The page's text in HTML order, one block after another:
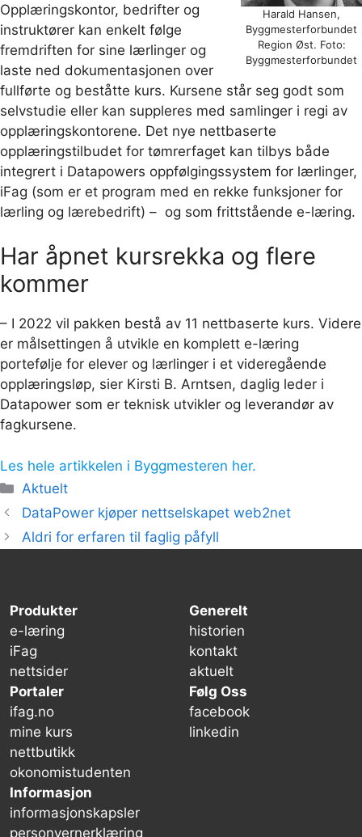
Harald Hansen,
Byggmesterforbundet
Region Øst. Foto:
Byggmesterforbundet
Opplæringskontor, bedrifter og
instruktører kan enkelt følge
fremdriften for sine lærlinger og
laste ned dokumentasjonen over
fullførte og beståtte kurs. Kursene står seg godt som
selvstudie eller kan suppleres med samlinger i regi av
opplæringskontorene. Det nye nettbaserte
opplæringstilbudet for tømrerfaget kan tilbys både
integrert i Datapowers oppfølgingssystem for lærlinger,
iFag (som er et program med en rekke funksjoner for
lærling og lærebedrift) – og som frittstående e-læring.
Har åpnet kursrekka og flere
kommer
– I 2022 vil pakken bestå av 11 nettbaserte kurs. Videre
er målsettingen å utvikle en komplett e-læring
portefølje for elever og lærlinger i et videregående
opplæringsløp, sier Kirsti B. Arntsen, daglig leder i
Datapower som er teknisk utvikler og leverandør av
fagkursene.
Les hele artikkelen i Byggmesteren her.
Kategorier
Aktuelt
DataPower kjøper nettselskapet web2net
Aldri for erfaren til faglig påfyll
Produkter
e-læring
iFag
nettsider
Generelt
historien
kontakt
aktuelt
Portaler
ifag.no
mine kurs
nettbutikk
okonomistudenten
Informasjon
informasjonskapsler
personvernerklæring
Følg Oss
facebook
linkedin